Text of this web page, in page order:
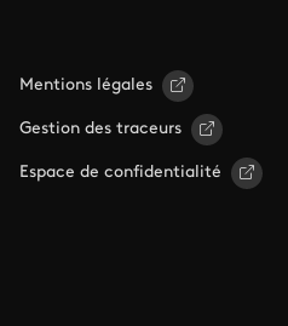
Mentions légales
Gestion des traceurs
Espace de confidentialité